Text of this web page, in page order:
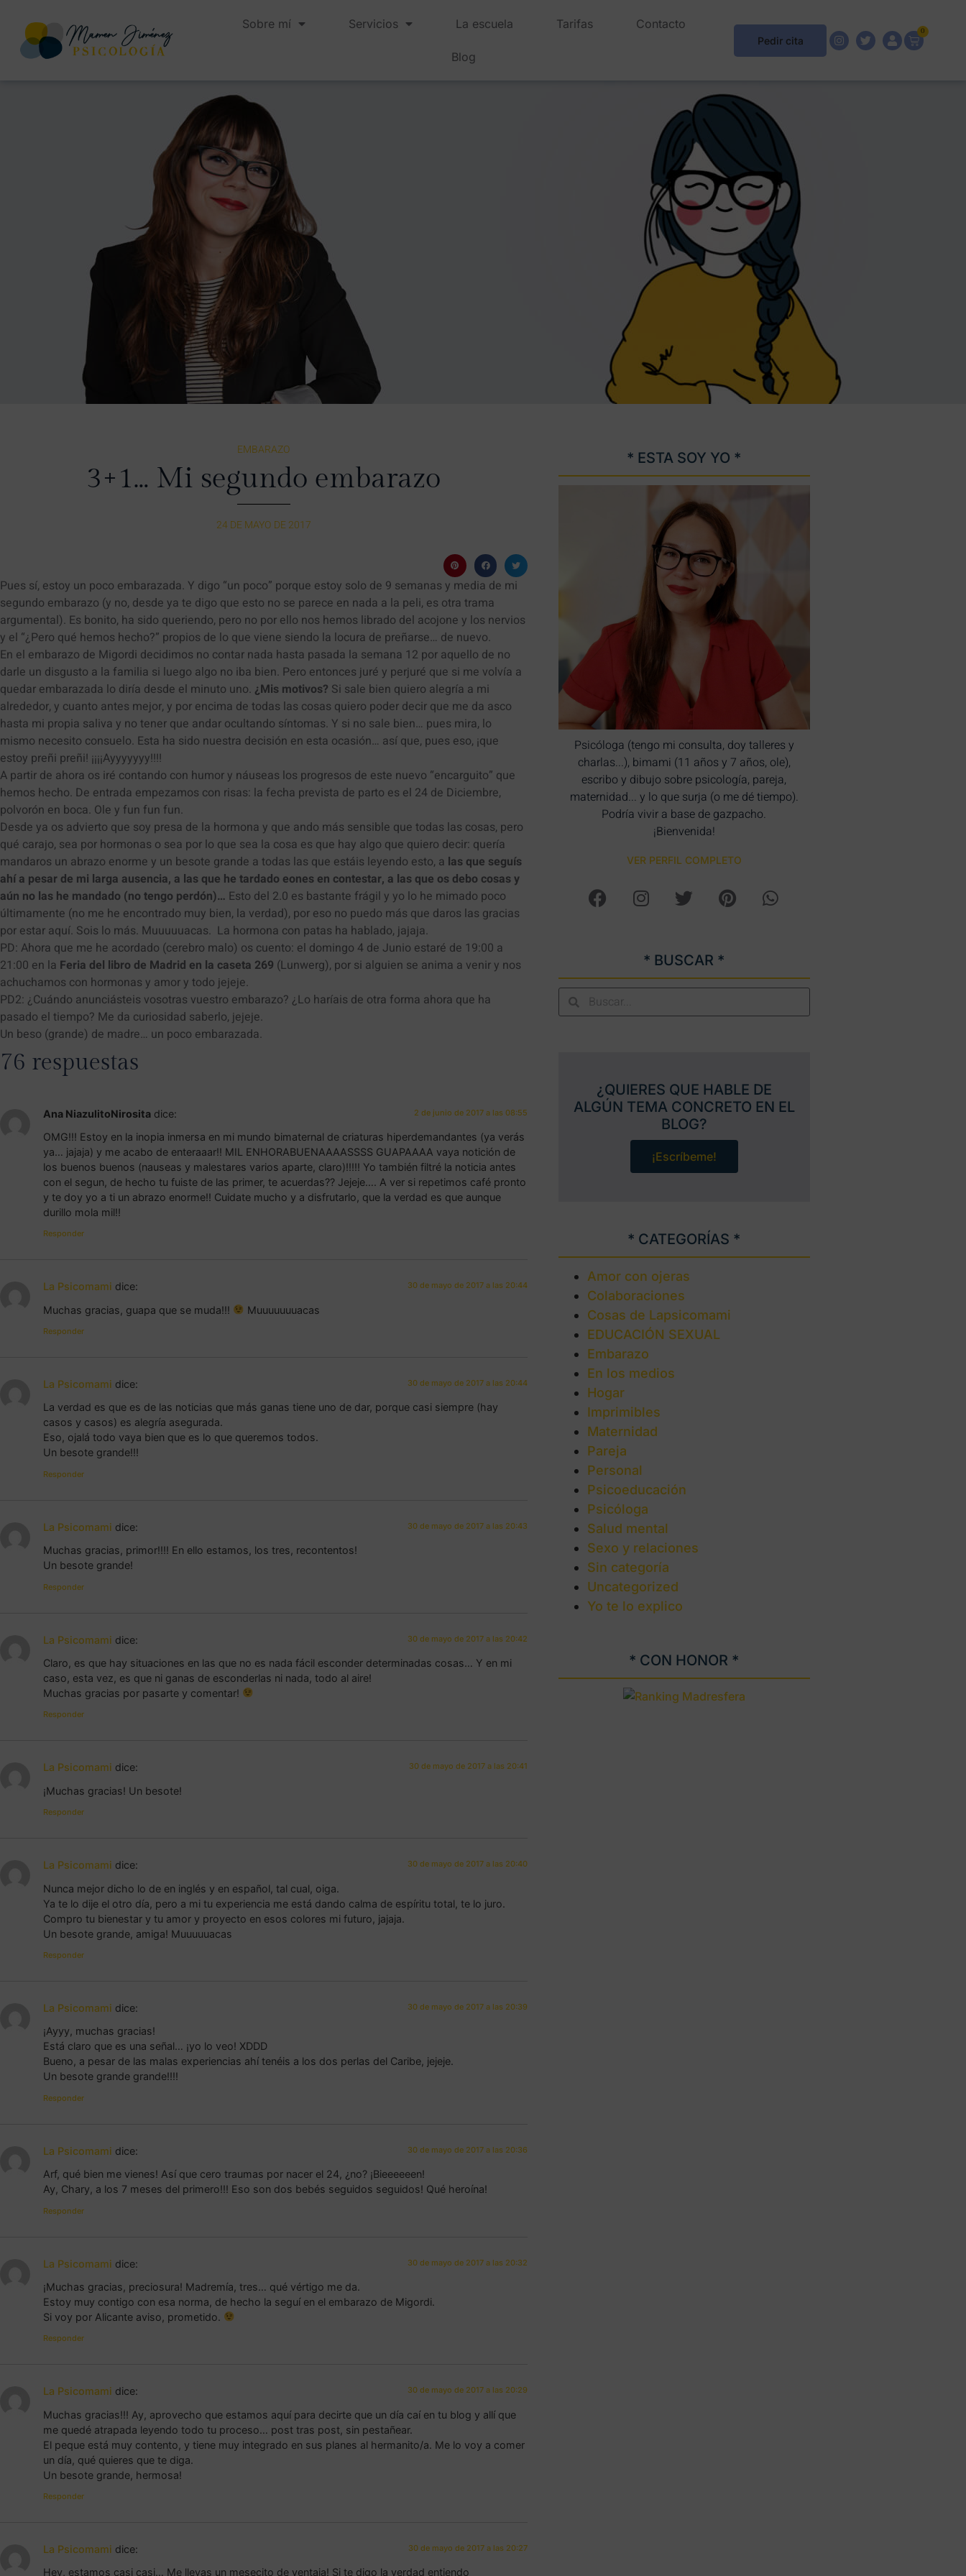
Sobre mí Servicios La escuela Tarifas Contacto
Blog
Pedir cita
0
EMBARAZO
3+1… Mi segundo embarazo
24 DE MAYO DE 2017
Pues sí, estoy un poco embarazada. Y digo “un poco” porque estoy solo de 9 semanas y media de mi
segundo embarazo (y no, desde ya te digo que esto no se parece en nada a la peli, es otra trama
argumental). Es bonito, ha sido queriendo, pero no por ello nos hemos librado del acojone y los nervios
y el “¿Pero qué hemos hecho?” propios de lo que viene siendo la locura de preñarse… de nuevo.
En el embarazo de Migordi decidimos no contar nada hasta pasada la semana 12 por aquello de no
darle un disgusto a la familia si luego algo no iba bien. Pero entonces juré y perjuré que si me volvía a
quedar embarazada lo diría desde el minuto uno. ¿Mis motivos? Si sale bien quiero alegría a mi
alrededor, y cuanto antes mejor, y por encima de todas las cosas quiero poder decir que me da asco
hasta mi propia saliva y no tener que andar ocultando síntomas. Y si no sale bien… pues mira, lo
mismo necesito consuelo. Esta ha sido nuestra decisión en esta ocasión… así que, pues eso, ¡que
estoy preñi preñi! ¡¡¡¡Ayyyyyyy!!!!
A partir de ahora os iré contando con humor y náuseas los progresos de este nuevo “encarguito” que
hemos hecho. De entrada empezamos con risas: la fecha prevista de parto es el 24 de Diciembre,
polvorón en boca. Ole y fun fun fun.
Desde ya os advierto que soy presa de la hormona y que ando más sensible que todas las cosas, pero
qué carajo, sea por hormonas o sea por lo que sea la cosa es que hay algo que quiero decir: quería
mandaros un abrazo enorme y un besote grande a todas las que estáis leyendo esto, a las que seguís
ahí a pesar de mi larga ausencia, a las que he tardado eones en contestar, a las que os debo cosas y
aún no las he mandado (no tengo perdón)… Esto del 2.0 es bastante frágil y yo lo he mimado poco
últimamente (no me he encontrado muy bien, la verdad), por eso no puedo más que daros las gracias
por estar aquí. Sois lo más. Muuuuuacas. La hormona con patas ha hablado, jajaja.
PD: Ahora que me he acordado (cerebro malo) os cuento: el domingo 4 de Junio estaré de 19:00 a
21:00 en la Feria del libro de Madrid en la caseta 269 (Lunwerg), por si alguien se anima a venir y nos
achuchamos con hormonas y amor y todo jejeje.
PD2: ¿Cuándo anunciásteis vosotras vuestro embarazo? ¿Lo haríais de otra forma ahora que ha
pasado el tiempo? Me da curiosidad saberlo, jejeje.
Un beso (grande) de madre… un poco embarazada.
76 respuestas
Ana NiazulitoNirosita dice: 2 de junio de 2017 a las 08:55
OMG!!! Estoy en la inopia inmersa en mi mundo bimaternal de criaturas hiperdemandantes (ya verás
ya… jajaja) y me acabo de enteraaar!! MIL ENHORABUENAAAASSSS GUAPAAAA vaya notición de
los buenos buenos (nauseas y malestares varios aparte, claro)!!!!! Yo también filtré la noticia antes
con el segun, de hecho tu fuiste de las primer, te acuerdas?? Jejeje…. A ver si repetimos café pronto
y te doy yo a ti un abrazo enorme!! Cuidate mucho y a disfrutarlo, que la verdad es que aunque
durillo mola mil!!
Responder
La Psicomami dice: 30 de mayo de 2017 a las 20:44
Muchas gracias, guapa que se muda!!! Muuuuuuuacas
Responder
La Psicomami dice: 30 de mayo de 2017 a las 20:44
La verdad es que es de las noticias que más ganas tiene uno de dar, porque casi siempre (hay
casos y casos) es alegría asegurada.
Eso, ojalá todo vaya bien que es lo que queremos todos.
Un besote grande!!!
Responder
La Psicomami dice: 30 de mayo de 2017 a las 20:43
Muchas gracias, primor!!!! En ello estamos, los tres, recontentos!
Un besote grande!
Responder
La Psicomami dice: 30 de mayo de 2017 a las 20:42
Claro, es que hay situaciones en las que no es nada fácil esconder determinadas cosas… Y en mi
caso, esta vez, es que ni ganas de esconderlas ni nada, todo al aire!
Muchas gracias por pasarte y comentar!
Responder
La Psicomami dice: 30 de mayo de 2017 a las 20:41
¡Muchas gracias! Un besote!
Responder
La Psicomami dice: 30 de mayo de 2017 a las 20:40
Nunca mejor dicho lo de en inglés y en español, tal cual, oiga.
Ya te lo dije el otro día, pero a mi tu experiencia me está dando calma de espíritu total, te lo juro.
Compro tu bienestar y tu amor y proyecto en esos colores mi futuro, jajaja.
Un besote grande, amiga! Muuuuuacas
Responder
La Psicomami dice: 30 de mayo de 2017 a las 20:39
¡Ayyy, muchas gracias!
Está claro que es una señal… ¡yo lo veo! XDDD
Bueno, a pesar de las malas experiencias ahí tenéis a los dos perlas del Caribe, jejeje.
Un besote grande grande!!!!
Responder
La Psicomami dice: 30 de mayo de 2017 a las 20:36
Arf, qué bien me vienes! Así que cero traumas por nacer el 24, ¿no? ¡Bieeeeeen!
Ay, Chary, a los 7 meses del primero!!! Eso son dos bebés seguidos seguidos! Qué heroína!
Responder
La Psicomami dice: 30 de mayo de 2017 a las 20:32
¡Muchas gracias, preciosura! Madremía, tres… qué vértigo me da.
Estoy muy contigo con esa norma, de hecho la seguí en el embarazo de Migordi.
Si voy por Alicante aviso, prometido.
Responder
La Psicomami dice: 30 de mayo de 2017 a las 20:29
Muchas gracias!!! Ay, aprovecho que estamos aquí para decirte que un día caí en tu blog y allí que
me quedé atrapada leyendo todo tu proceso… post tras post, sin pestañear.
El peque está muy contento, y tiene muy integrado en sus planes al hermanito/a. Me lo voy a comer
un día, qué quieres que te diga.
Un besote grande, hermosa!
Responder
La Psicomami dice: 30 de mayo de 2017 a las 20:27
Hey, estamos casi casi… Me llevas un mesecito de ventaja! Si te digo la verdad entiendo
* ESTA SOY YO *
Psicóloga (tengo mi consulta, doy talleres y
charlas...), bimami (11 años y 7 años, ole),
escribo y dibujo sobre psicología, pareja,
maternidad... y lo que surja (o me dé tiempo).
Podría vivir a base de gazpacho.
¡Bienvenida!
VER PERFIL COMPLETO
* BUSCAR *
¿QUIERES QUE HABLE DE
ALGÚN TEMA CONCRETO EN EL
BLOG?
¡Escríbeme!
* CATEGORÍAS *
Amor con ojeras
Colaboraciones
Cosas de Lapsicomami
EDUCACIÓN SEXUAL
Embarazo
En los medios
Hogar
Imprimibles
Maternidad
Pareja
Personal
Psicoeducación
Psicóloga
Salud mental
Sexo y relaciones
Sin categoría
Uncategorized
Yo te lo explico
* CON HONOR *